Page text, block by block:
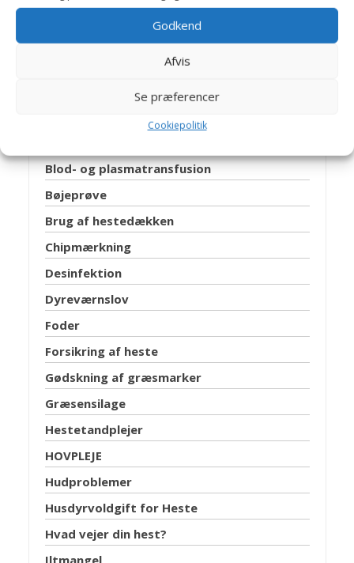
Godkend
Afvis
Se præferencer
Cookiepolitik
Bedøvelse
Blod- og plasmatransfusion
Bøjeprøve
Brug af hestedækken
Chipmærkning
Desinfektion
Dyreværnslov
Foder
Forsikring af heste
Gødskning af græsmarker
Græsensilage
Hestetandplejer
HOVPLEJE
Hudproblemer
Husdyrvoldgift for Heste
Hvad vejer din hest?
Iltmangel